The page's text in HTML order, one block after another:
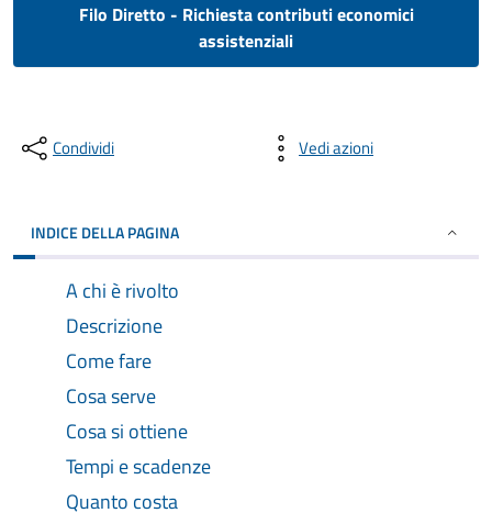
Filo Diretto - Richiesta contributi economici
assistenziali
Condividi Vedi azioni
INDICE DELLA PAGINA
A chi è rivolto
Descrizione
Come fare
Cosa serve
Cosa si ottiene
Tempi e scadenze
Quanto costa